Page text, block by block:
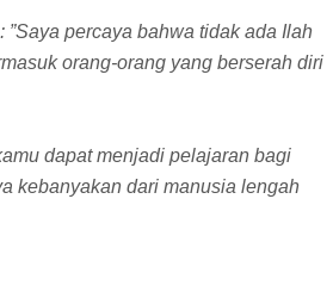
percaya bahwa tidak ada Ilah
orang-orang yang berserah diri
dapat menjadi pelajaran bagi
kebanyakan dari manusia lengah